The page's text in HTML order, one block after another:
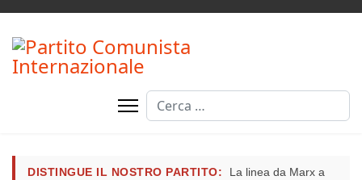
Cerca
DISTINGUE IL NOSTRO PARTITO:
La linea da Marx a